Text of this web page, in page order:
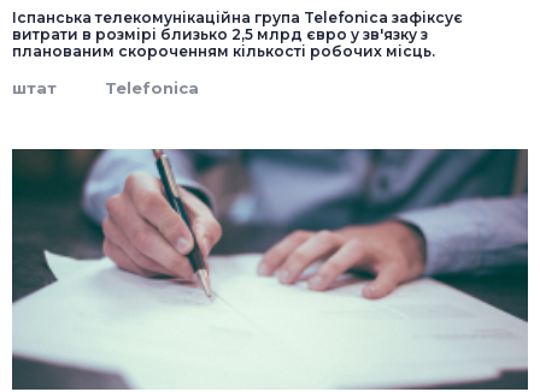
Іспанська телекомунікаційна група Telefonica зафіксує
витрати в розмірі близько 2,5 млрд євро у зв'язку з
планованим скороченням кількості робочих місць.
штат Telefonica